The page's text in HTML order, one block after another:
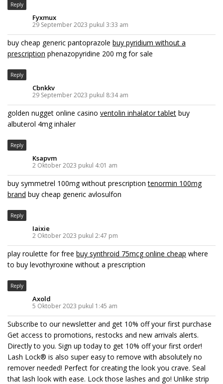
Reply
Fyxmux
29 September 2023 pukul 3:33 am
buy cheap generic pantoprazole buy pyridium without a
prescription phenazopyridine 200 mg for sale
Reply
Cbnkkv
29 September 2023 pukul 8:34 am
golden nugget online casino ventolin inhalator tablet buy
albuterol 4mg inhaler
Reply
Ksapvm
2 Oktober 2023 pukul 4:01 am
buy symmetrel 100mg without prescriptiontenormin 100mg
brand buy cheap generic avlosulfon
Reply
Iaixie
2 Oktober 2023 pukul 2:47 pm
play roulette for free buy synthroid 75mcg online cheap where
to buy levothyroxine without a prescription
Reply
Axold
5 Oktober 2023 pukul 1:45 am
Subscribe to our newsletter and get 10% off your first purchase
Get access to promotions, restocks and new arrivals alerts.
Directly to you. Sign up today to get 10% off your first order!
Lash Lock® is also super easy to remove with absolutely no
remover needed! Perfect for creating the look you crave. Seal
that lash look with ease. Lock those lashes and go! Unlike strip